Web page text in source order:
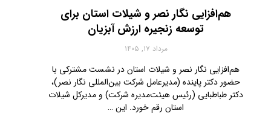
هم‌افزایی نگار نصر و شیلات استان برای
توسعه زنجیره ارزش آبزیان
مرداد ۱۷, ۱۴۰۵
هم‌افزایی نگار نصر و شیلات استان در نشست مشترکی با
حضور دکتر پاینده (مدیرعامل شرکت بین‌المللی نگار نصر)،
دکتر طباطبایی (رئیس هیئت‌مدیره شرکت) و مدیرکل شیلات
استان رقم خورد. این …